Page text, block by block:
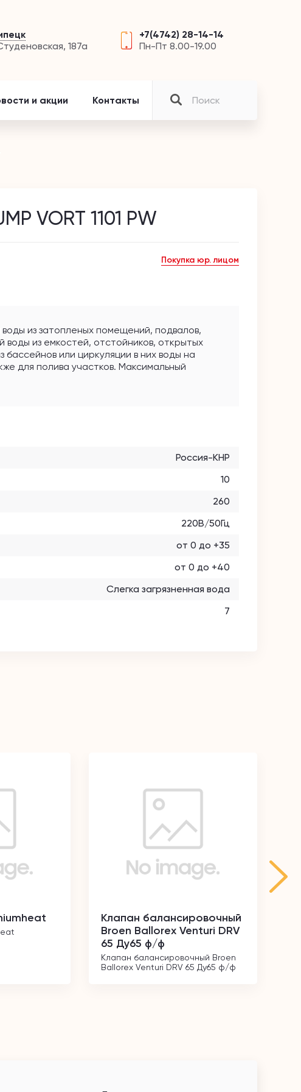
187а
+7(4742) 28-14-14
Пн-Пт 8.00-19.00
и акции Контакты
VORT 1101 PW
Покупка юр. лицом
из затопленых помещений, подвалов,
воды из емкостей, отстойников, открытых
или циркуляции в них воды на
для полива участков. Максимальный
(глина, бумага, листья, ветки), твердых 5
10 см, максимальный уровень откачки 10
предохраняет от перегрузок и
Россия-КНР
10
260
220В/50Гц
от 0 до +35
от 0 до +40
Слегка загрязненная вода
7
Клапан балансировочный
Broen Ballorex Venturi DRV
65 Ду65 ф/ф
Клапан балансировочный Broen
Ballorex Venturi DRV 65 Ду65 ф/ф